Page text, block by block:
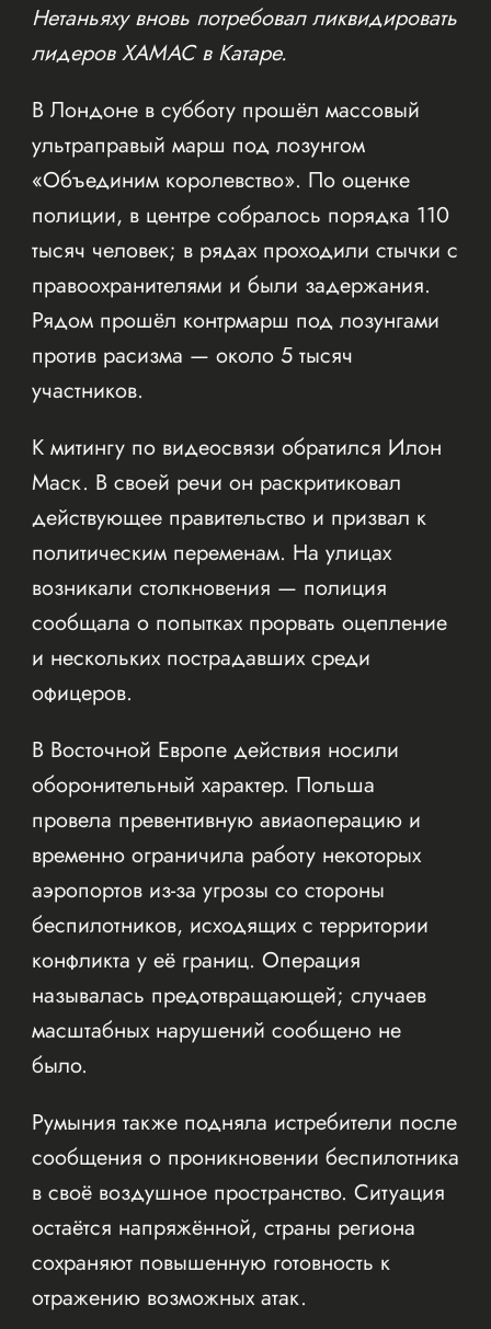
Нетаньяху вновь потребовал ликвидировать
лидеров ХАМАС в Катаре.
В Лондоне в субботу прошёл массовый
ультраправый марш под лозунгом
«Объединим королевство». По оценке
полиции, в центре собралось порядка 110
тысяч человек; в рядах проходили стычки с
правоохранителями и были задержания.
Рядом прошёл контрмарш под лозунгами
против расизма — около 5 тысяч
участников.
К митингу по видеосвязи обратился Илон
Маск. В своей речи он раскритиковал
действующее правительство и призвал к
политическим переменам. На улицах
возникали столкновения — полиция
сообщала о попытках прорвать оцепление
и нескольких пострадавших среди
офицеров.
В Восточной Европе действия носили
оборонительный характер. Польша
провела превентивную авиаоперацию и
временно ограничила работу некоторых
аэропортов из-за угрозы со стороны
беспилотников, исходящих с территории
конфликта у её границ. Операция
называлась предотвращающей; случаев
масштабных нарушений сообщено не
было.
Румыния также подняла истребители после
сообщения о проникновении беспилотника
в своё воздушное пространство. Ситуация
остаётся напряжённой, страны региона
сохраняют повышенную готовность к
отражению возможных атак.